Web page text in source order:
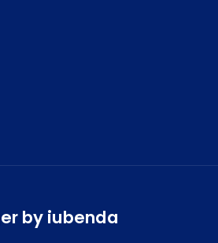
by iubenda